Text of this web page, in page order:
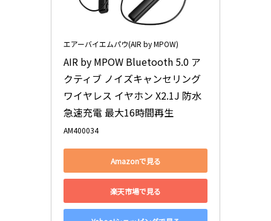
エアーバイエムパウ(AIR by MPOW)
AIR by MPOW Bluetooth 5.0 ア
クティブ ノイズキャンセリング
ワイヤレス イヤホン X2.1J 防水
急速充電 最大16時間再生
AM400034
Amazonで見る
楽天市場で見る